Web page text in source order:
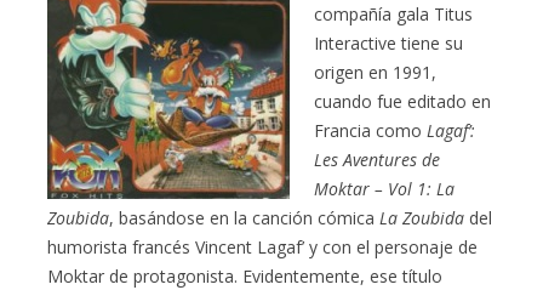
compañía gala Titus
Interactive tiene su
origen en 1991,
cuando fue editado en
Francia como Lagaf’:
Les Aventures de
Moktar – Vol 1: La
Zoubida, basándose en la canción cómica La Zoubida del
humorista francés Vincent Lagaf’ y con el personaje de
Moktar de protagonista. Evidentemente, ese título